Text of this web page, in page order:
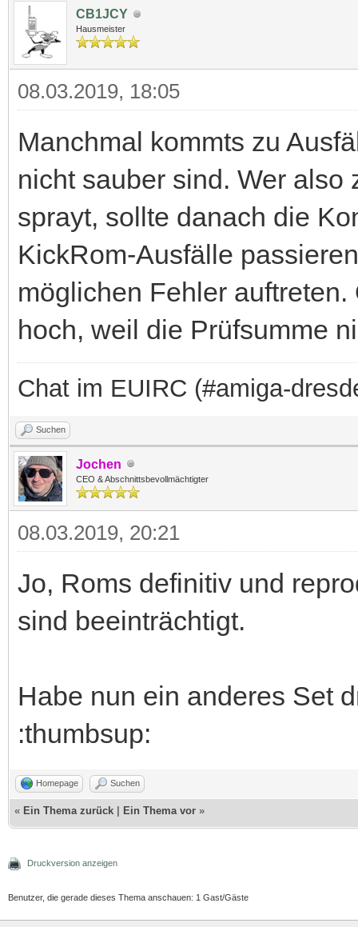
CB1JCY
Hausmeister
08.03.2019, 18:05
Manchmal kommts zu
nicht sauber sind. Wer
sprayt, sollte danach die
KickRom-Ausfälle
möglichen Fehler
hoch, weil die Prüfsumme
Chat im EUIRC (#amiga-
Suchen
Jochen
CEO & Abschnittsbevollmächtigter
08.03.2019, 20:21
Jo, Roms definitiv und
sind beeinträchtigt.
Habe nun ein anderes Set
:thumbsup:
Homepage Suchen
« Ein Thema zurück Ein Thema vor »
Druckversion anzeigen
Benutzer, die gerade dieses Thema anschauen: 1 Gast/Gäste